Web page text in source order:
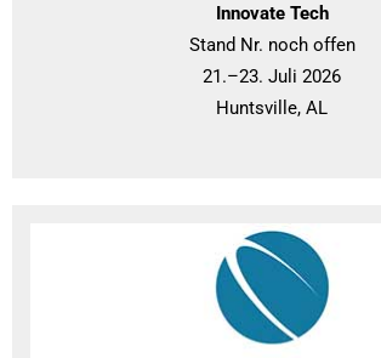
Innovate Tech
Stand Nr. noch offen
21.–23. Juli 2026
Huntsville, AL